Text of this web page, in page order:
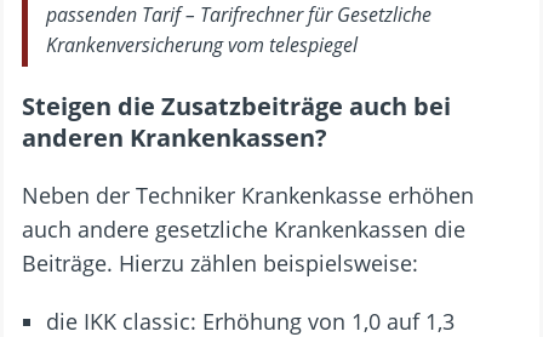
passenden Tarif – Tarifrechner für Gesetzliche
Krankenversicherung vom telespiegel
Steigen die Zusatzbeiträge auch bei
anderen Krankenkassen?
Neben der Techniker Krankenkasse erhöhen
auch andere gesetzliche Krankenkassen die
Beiträge. Hierzu zählen beispielsweise:
die IKK classic: Erhöhung von 1,0 auf 1,3